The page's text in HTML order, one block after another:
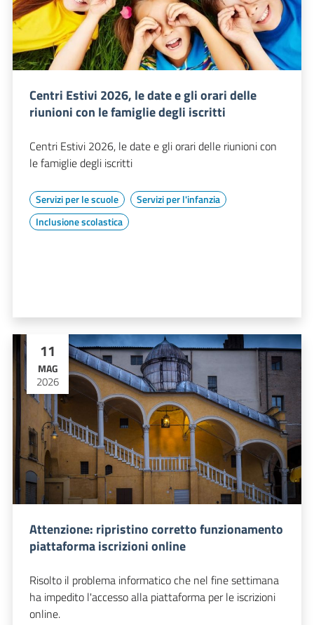
Centri Estivi 2026, le date e gli orari delle
riunioni con le famiglie degli iscritti
Centri Estivi 2026, le date e gli orari delle riunioni con
le famiglie degli iscritti
Servizi per le scuole
Servizi per l'infanzia
Inclusione scolastica
11
MAG
2026
Attenzione: ripristino corretto funzionamento
piattaforma iscrizioni online
Risolto il problema informatico che nel fine settimana
ha impedito l'accesso alla piattaforma per le iscrizioni
online.